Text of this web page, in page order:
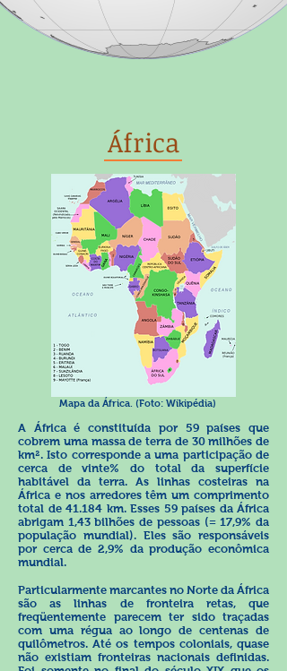
África
Mapa da África. (Foto: Wikipédia)
A África é constituída por 59 países que
cobrem uma massa de terra de 30 milhões de
km². Isto corresponde a uma participação de
cerca de vinte% do total da superfície
habitável da terra. As linhas costeiras na
África e nos arredores têm um comprimento
total de 41.184 km. Esses 59 países da África
abrigam 1,43 bilhões de pessoas (= 17,9% da
população mundial). Eles são responsáveis
por cerca de 2,9% da produção econômica
mundial.
Particularmente marcantes no Norte da África
são as linhas de fronteira retas, que
freqüentemente parecem ter sido traçadas
com uma régua ao longo de centenas de
quilômetros. Até os tempos coloniais, quase
não existiam fronteiras nacionais definidas.